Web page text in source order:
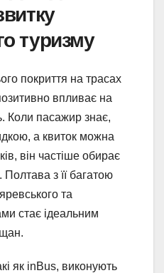
туризму
покриття на трасах
впливає на
Коли пасажир знає,
а квиток можна
він частіше обирає
Полтава з її багатою
та
стає ідеальним
як inBus, виконують